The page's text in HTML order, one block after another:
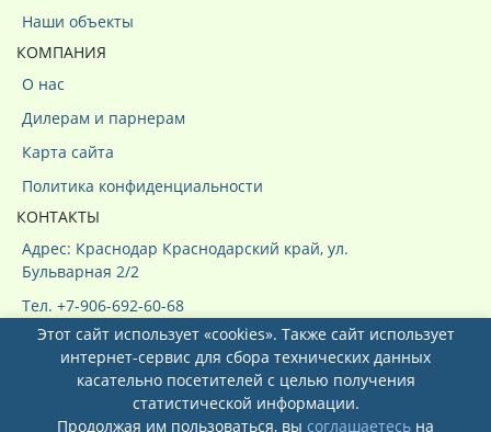
Наши объекты
КОМПАНИЯ
О нас
Дилерам и парнерам
Карта сайта
Политика конфиденциальности
КОНТАКТЫ
Адрес: Краснодар Краснодарский край, ул.
Бульварная 2/2
Тел. +7-906-692-60-68
Этот сайт использует «cookies». Также сайт использует
интернет-сервис для сбора технических данных
касательно посетителей с целью получения
статистической информации.
Продолжая им пользоваться, вы соглашаетесь на